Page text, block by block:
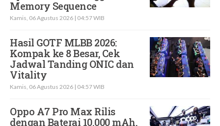
Memory Sequence
Kamis, 06 Agustus 2026 | 04:57 WIB
Hasil GOTF MLBB 2026:
Kompak ke 8 Besar, Cek
Jadwal Tanding ONIC dan
Vitality
Kamis, 06 Agustus 2026 | 04:57 WIB
Oppo A7 Pro Max Rilis
dengan Baterai 10.000 mAh,